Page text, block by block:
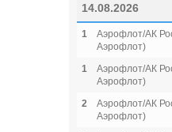
14.08.2026
1
Аэрофлот/АК
Аэрофлот)
1
Аэрофлот/АК
Аэрофлот)
2
Аэрофлот/АК
Аэрофлот)